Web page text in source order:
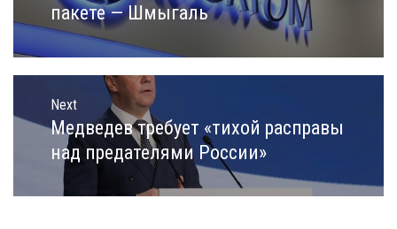
пакете — Шмыгаль
Next
Next
post:
Медведев требует «тихой расправы
над предателями России»